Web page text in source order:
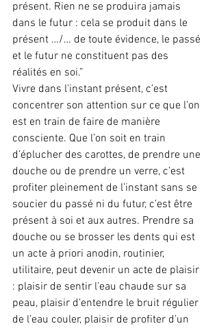
présent. Rien ne se produira jamais
dans le futur : cela se produit dans le
présent …/… de toute évidence, le passé
et le futur ne constituent pas des
réalités en soi.”
Vivre dans l’instant présent, c’est
concentrer son attention sur ce que l’on
est en train de faire de manière
consciente. Que l’on soit en train
d’éplucher des carottes, de prendre une
douche ou de prendre un verre, c’est
profiter pleinement de l’instant sans se
soucier du passé ni du futur, c’est être
présent à soi et aux autres. Prendre sa
douche ou se brosser les dents qui est
un acte à priori anodin, routinier,
utilitaire, peut devenir un acte de plaisir
: plaisir de sentir l’eau chaude sur sa
peau, plaisir d’entendre le bruit régulier
de l’eau couler, plaisir de profiter d’un